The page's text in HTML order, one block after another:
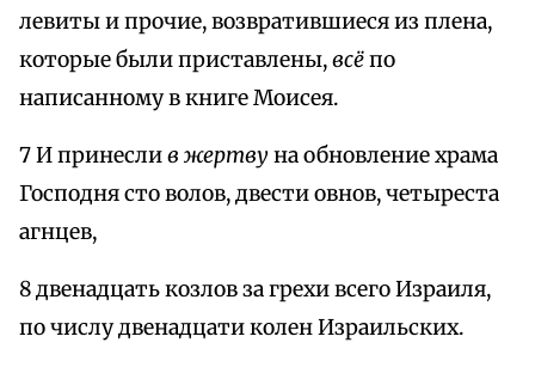
левиты и прочие, возвратившиеся из плена,
которые были приставлены,всёпо
написанному в книге Моисея.
7 И принеслив жертвуна обновление храма
Господня сто волов, двести овнов, четыреста
агнцев,
8 двенадцать козлов за грехи всего Израиля,
по числу двенадцати колен Израильских.